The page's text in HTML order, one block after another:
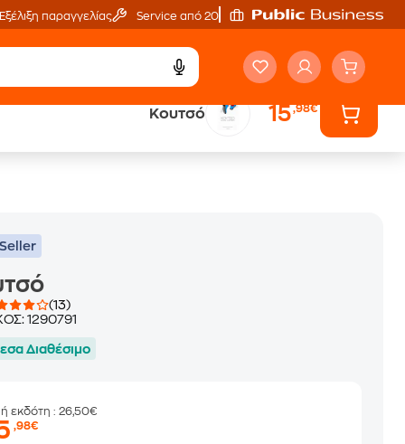
Εξέλιξη παραγγελίας Service από 20'
Κουτσό 15,98€
Έλα στον κόσμο
(13)
1290791
Διαθέσιμο
εκδότη: 26,50€
,98€